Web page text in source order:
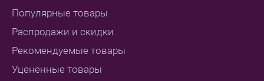
Популярные товары
Распродажи и скидки
Рекомендуемые товары
Уцененные товары